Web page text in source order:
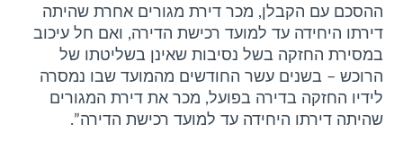
ההסכם עם הקבלן, מכר דירת מגורים אחרת שהיתה
דירתו היחידה עד למועד רכישת הדירה, ואם חל עיכוב
במסירת החזקה בשל נסיבות שאינן בשליטתו של
הרוכש – בשנים עשר החודשים מהמועד שבו נמסרה
לידיו החזקה בדירה בפועל, מכר את דירת המגורים
שהיתה דירתו היחידה עד למועד רכישת הדירה”.